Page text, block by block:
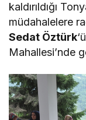
kaldırıldığı
müdahalelere
Sedat Öztürk
Mahallesi’nde